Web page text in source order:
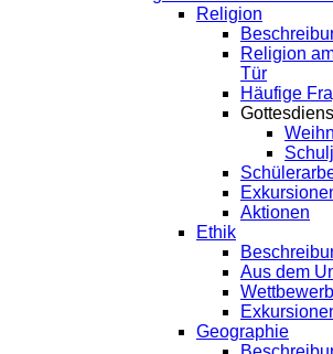
Religion
Religion
Tür
Häufige
Aktionen
Ethik
Aus dem
Geographie